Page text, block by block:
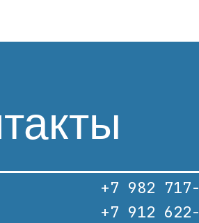
+7 982
+7 912